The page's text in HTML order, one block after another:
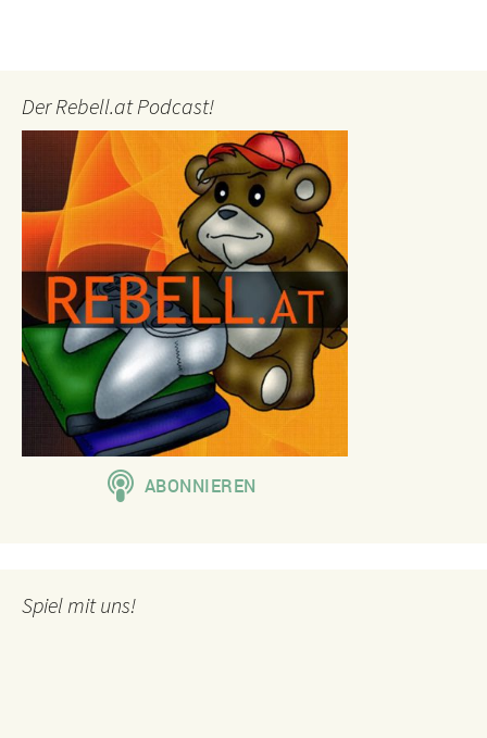
Der Rebell.at Podcast!
Spiel mit uns!